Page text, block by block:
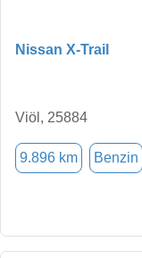
Nissan X-Trail
Viöl, 25884
9.896 km Benzin